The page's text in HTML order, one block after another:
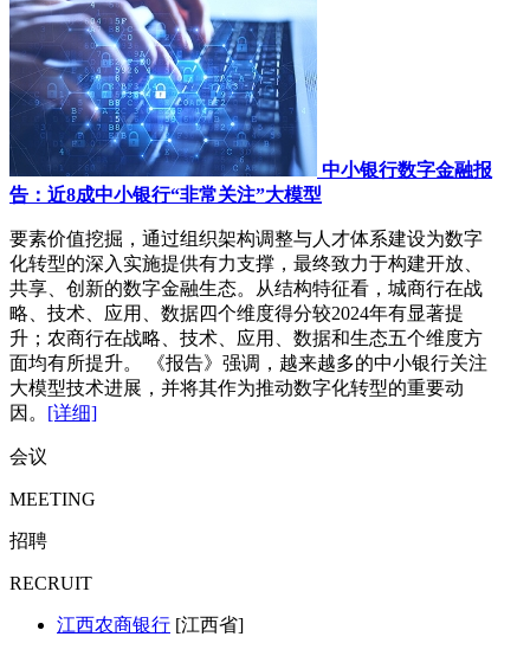
中小银行数字金融报
告：近8成中小银行“非常关注”大模型
要素价值挖掘，通过组织架构调整与人才体系建设为数字
化转型的深入实施提供有力支撑，最终致力于构建开放、
共享、创新的数字金融生态。从结构特征看，城商行在战
略、技术、应用、数据四个维度得分较2024年有显著提
升；农商行在战略、技术、应用、数据和生态五个维度方
面均有所提升。 《报告》强调，越来越多的中小银行关注
大模型技术进展，并将其作为推动数字化转型的重要动
因。 [详细]
会议
MEETING
招聘
RECRUIT
江西农商银行 [江西省]